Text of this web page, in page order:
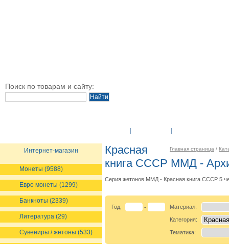
Поиск по товарам и сайту:
Интернет-магазин
Монеты (9588)
Евро монеты (1299)
Банкноты (2339)
Литература (29)
Сувениры / жетоны (533)
Главная страница /
Красная
книга СССР ММД -
Серия жетонов ММД - Красная книга СССР 5
Год: - Материал:
Категория:
Тематика: